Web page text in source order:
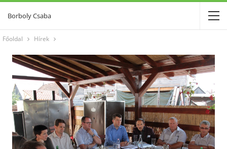
Borboly Csaba
Főoldal Hírek